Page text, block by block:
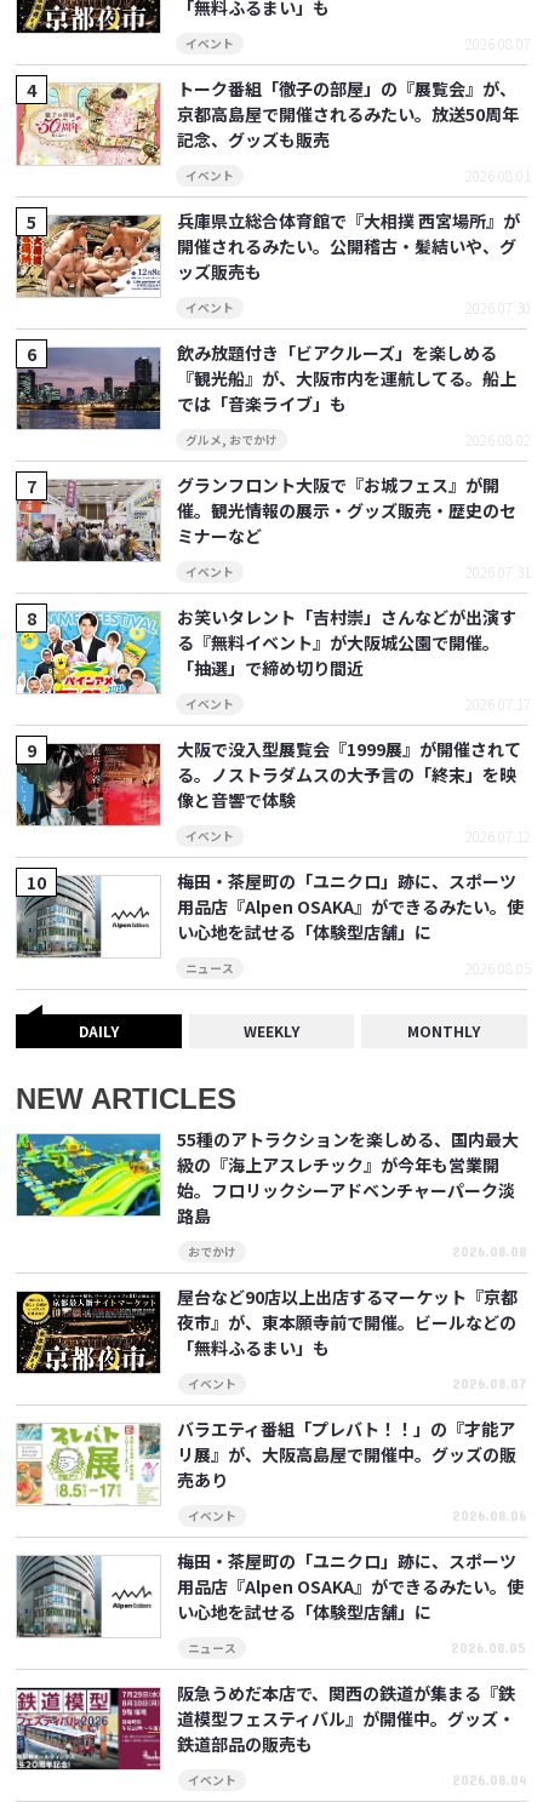
「無料ふるまい」も
イベント 2026.08.07
トーク番組「徹子の部屋」の『展覧会』が、
京都高島屋で開催されるみたい。放送50周年
記念、グッズも販売
イベント 2026.08.01
兵庫県立総合体育館で『大相撲 西宮場所』が
開催されるみたい。公開稽古・髪結いや、グ
ッズ販売も
イベント 2026.07.30
飲み放題付き「ビアクルーズ」を楽しめる
『観光船』が、大阪市内を運航してる。船上
では「音楽ライブ」も
グルメ おでかけ 2026.08.02
グランフロント大阪で『お城フェス』が開
催。観光情報の展示・グッズ販売・歴史のセ
ミナーなど
イベント 2026.07.31
お笑いタレント「吉村崇」さんなどが出演す
る『無料イベント』が大阪城公園で開催。
「抽選」で締め切り間近
イベント 2026.07.17
大阪で没入型展覧会『1999展』が開催されて
る。ノストラダムスの大予言の「終末」を映
像と音響で体験
イベント 2026.07.12
梅田・茶屋町の「ユニクロ」跡に、スポーツ
用品店『Alpen OSAKA』ができるみたい。使
い心地を試せる「体験型店舗」に
ニュース 2026.08.05
DAILY WEEKLY MONTHLY
NEW ARTICLES
55種のアトラクションを楽しめる、国内最大
級の『海上アスレチック』が今年も営業開
始。フロリックシーアドベンチャーパーク淡
路島
おでかけ 2026.08.08
屋台など90店以上出店するマーケット『京都
夜市』が、東本願寺前で開催。ビールなどの
「無料ふるまい」も
イベント 2026.08.07
バラエティ番組「プレバト！！」の『才能ア
リ展』が、大阪高島屋で開催中。グッズの販
売あり
イベント 2026.08.06
梅田・茶屋町の「ユニクロ」跡に、スポーツ
用品店『Alpen OSAKA』ができるみたい。使
い心地を試せる「体験型店舗」に
ニュース 2026.08.05
阪急うめだ本店で、関西の鉄道が集まる『鉄
道模型フェスティバル』が開催中。グッズ・
鉄道部品の販売も
イベント 2026.08.04